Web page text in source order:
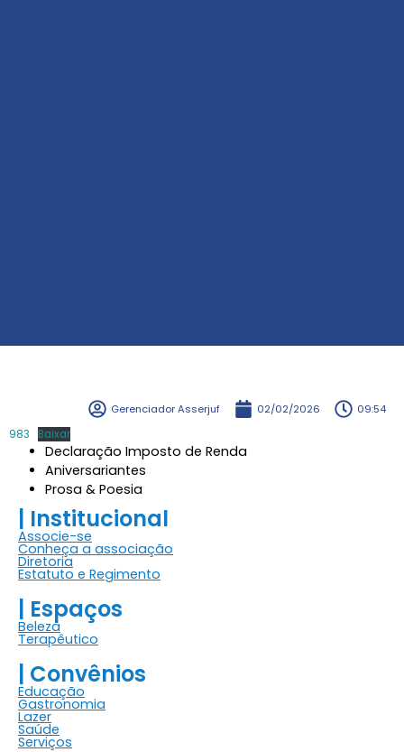
| Institucional
Associe-se
Conheça a associação
Diretoria
Estatuto e Regimento
| Espaços
Beleza
Terapêutico
| Convênios
Educação
Gastronomia
Lazer
Saúde
Serviços
Gerenciador Asserjuf 02/02/2026
09:54
983
Baixar
Declaração Imposto de Renda
Aniversariantes
Prosa & Poesia